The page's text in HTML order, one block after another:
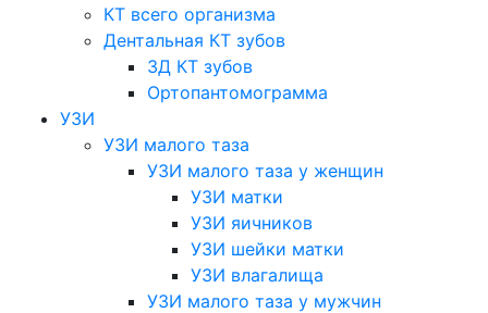
КТ всего организма
Дентальная КТ зубов
3Д КТ зубов
Ортопантомограмма
УЗИ
УЗИ малого таза
УЗИ малого таза у женщин
УЗИ матки
УЗИ яичников
УЗИ шейки матки
УЗИ влагалища
УЗИ малого таза у мужчин